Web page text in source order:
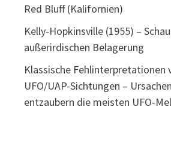
Red Bluff (Kalifornien)
Kelly-Hopkinsville (1955) –
außerirdischen Belagerung
Klassische Fehlinterpretationen
UFO/UAP-Sichtungen – Ursachen
entzaubern die meisten UFO-